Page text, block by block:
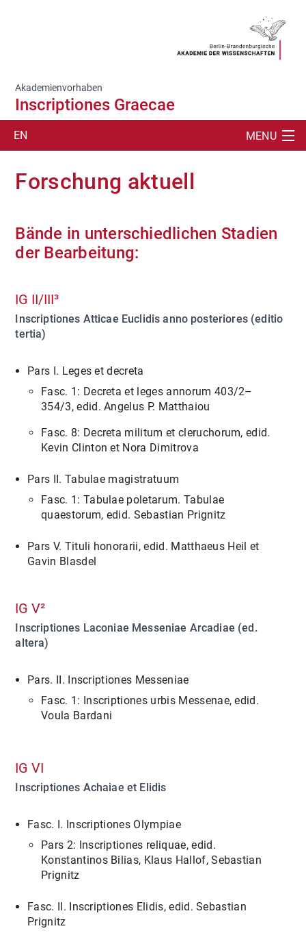
Akademienvorhaben
Inscriptiones Graecae
MENU
EN
PUBLIKATIONEN
ÜBERSETZUNGEN/TEXTE
Forschung aktuell
Bände in unterschiedlichen Stadien
der Bearbeitung:
IG II/III³
Inscriptiones Atticae Euclidis anno posteriores (editio
tertia)
Pars I. Leges et decreta
Fasc. 1: Decreta et leges annorum 403/2–
354/3, edid. Angelus P. Matthaiou
Fasc. 8: Decreta militum et cleruchorum, edid.
Kevin Clinton et Nora Dimitrova
Pars II. Tabulae magistratuum
Fasc. 1: Tabulae poletarum. Tabulae
quaestorum, edid. Sebastian Prignitz
Pars V. Tituli honorarii, edid. Matthaeus Heil et
Gavin Blasdel
IG V²
Inscriptiones Laconiae Messeniae Arcadiae (ed.
altera)
Pars. II. Inscriptiones Messeniae
Fasc. 1: Inscriptiones urbis Messenae, edid.
Voula Bardani
IG VI
Inscriptiones Achaiae et Elidis
Fasc. I. Inscriptiones Olympiae
Pars 2: Inscriptiones reliquae, edid.
Konstantinos Bilias, Klaus Hallof, Sebastian
Prignitz
Fasc. II. Inscriptiones Elidis, edid. Sebastian
Prignitz